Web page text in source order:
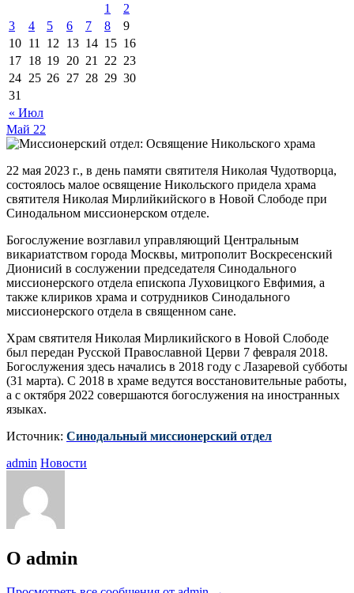
« Июл
1
2
3
4 5 6 7 8
9
10 11 12 13 14 15 16
17 18 19 20 21 22 23
24 25 26 27 28 29 30
31
Май 22
22 мая 2023 г., в день памяти святителя Николая Чудотворца,
состоялось малое освящение Никольского придела храма
святителя Николая Мирлийкийского в Новой Слободе при
Синодальном миссионерском отделе.
Богослужение возглавил управляющий Центральным
викариатством города Москвы, митрополит Воскресенский
Дионисий в сослужении председателя Синодального
миссионерского отдела епископа Луховицкого Евфимия, а
также клириков храма и сотрудников Синодального
миссионерского отдела в священном сане.
Храм святителя Николая Мирликийского в Новой Слободе
был передан Русской Православной Церви 7 февраля 2018.
Богослужения здесь начались в 2018 году с Лазаревой субботы
(31 марта). С 2018 в храме ведутся восстановительные работы,
а с октября 2022 совершаются богослужения на иностранных
языках.
Источник: Синодальный миссионерский отдел
admin Новости
О admin